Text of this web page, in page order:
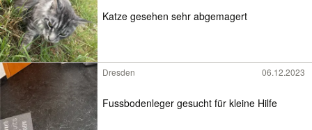
Katze gesehen sehr abgemagert
Dresden 06.12.2023
Fussbodenleger gesucht für kleine Hilfe